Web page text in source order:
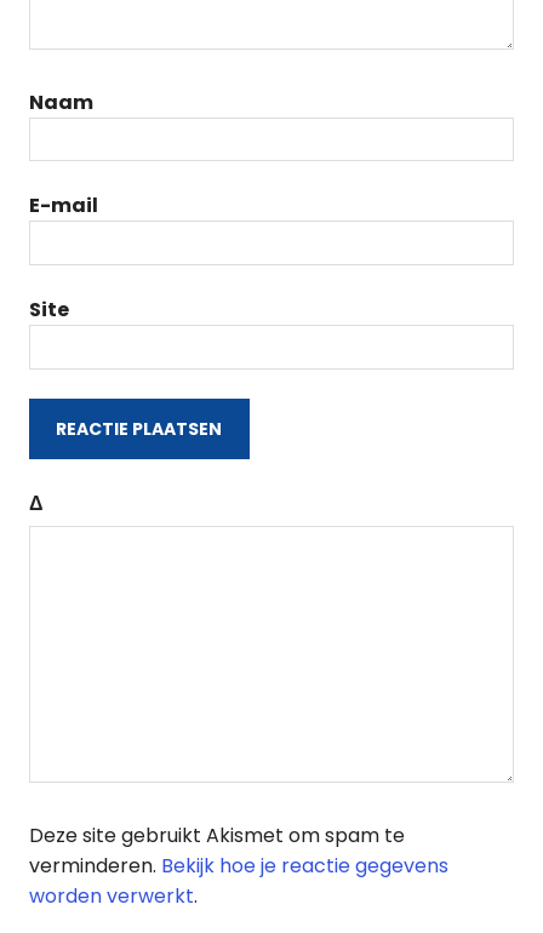
Naam
E-mail
Site
Δ
Deze site gebruikt Akismet om spam te
verminderen. Bekijk hoe je reactie gegevens
worden verwerkt.